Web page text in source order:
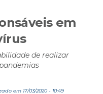
em
de realizar
em 17/03/2020 - 10:49